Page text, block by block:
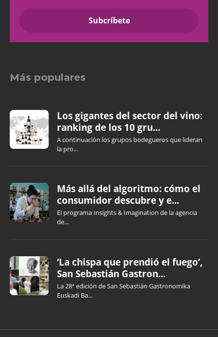
Más populares
Los gigantes del sector del vino:
ranking de los 10 gru...
A continuación los grupos bodegueros que lideran
la pro...
Más allá del algoritmo: cómo el
consumidor descubre y e...
El programa Insights & Imagination de la agencia
de...
‘La chispa que prendió el fuego’,
San Sebastián Gastron...
La 28ª edición de San Sebastián Gastronomika
Euskadi Ba...